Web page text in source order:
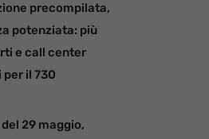
precompilata,
potenziata: più
e call center
il 730
29 maggio,